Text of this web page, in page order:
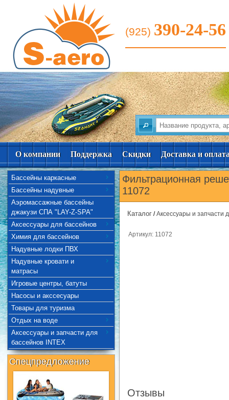
(925) 390-24-56
О компании Поддержка Скидки Доставка и
Бассейны каркасные
Бассейны надувные
Аэромассажные бассейны
джакузи СПА "LAY-Z-SPA"
Аксессуары для бассейнов
Химия для бассейнов
Надувные лодки ПВХ
Надувные кровати и
матрасы
Игровые центры, батуты
Насосы и акссесуары
Товары для туризма
Отдых на воде
Аксессуары и запчасти для
бассейнов INTEX
Спецпредложение
Фильтрационная
11072
Каталог /Аксессуары и запчасти
Артикул: 11072
Отзывы